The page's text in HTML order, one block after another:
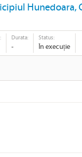
Hunedoara,
Durata:
-
Status:
În execuție